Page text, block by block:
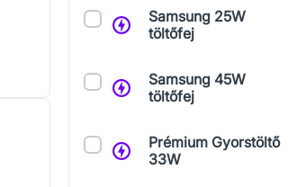
Samsung 25W
töltőfej
Samsung 45W
töltőfej
Prémium Gyorstöltő
33W